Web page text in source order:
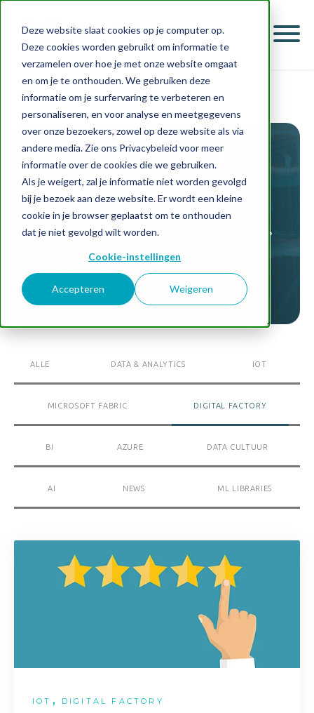
Deze website slaat cookies op je computer op.
Deze cookies worden gebruikt om informatie te
verzamelen over hoe je met onze website omgaat
en om je te onthouden. We gebruiken deze
informatie om je surfervaring te verbeteren en
personaliseren, en voor analyse en meetgegevens
over onze bezoekers, zowel op deze website als via
andere media. Zie ons Privacybeleid voor meer
informatie over de cookies die we gebruiken.
Als je weigert, zal je informatie niet worden gevolgd
bij je bezoek aan deze website. Er wordt een kleine
cookie in je browser geplaatst om te onthouden
dat je niet gevolgd wilt worden.
Cookie-instellingen
Accepteren Weigeren
Blog - Digital
Factory (2)
Graag delen we onze inzichten in de
wondere wereld van data &
analytics!
ALLE DATA & ANALYTICS IOT
MICROSOFT FABRIC DIGITAL FACTORY
BI AZURE DATA CULTUUR
AI NEWS ML LIBRARIES
IOT , DIGITAL FACTORY